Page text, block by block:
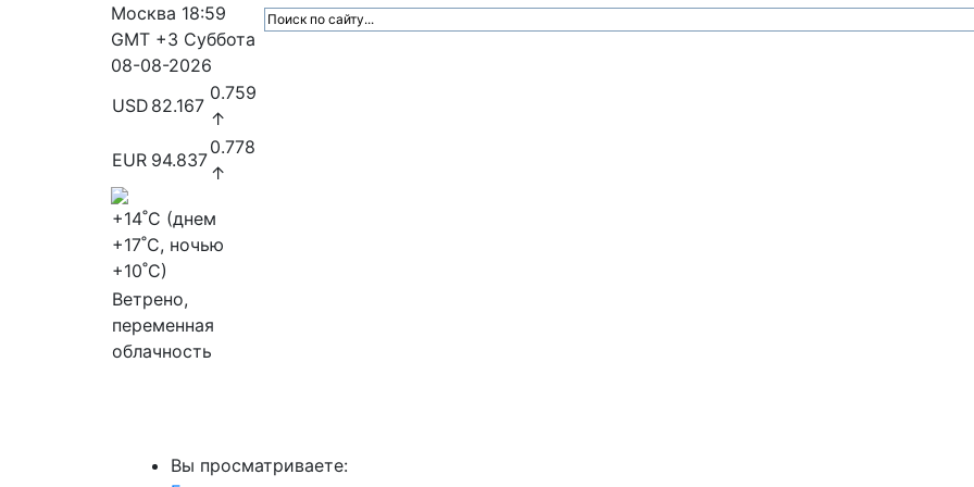
Москва 18:59
GMT +3 Суббота
08-08-2026
USD 82.167
0.759
↑
EUR 94.837
0.778
↑
+14˚C (днем
+17˚C, ночью
+10˚C)
Ветрено,
переменная
облачность
Вы просматриваете: